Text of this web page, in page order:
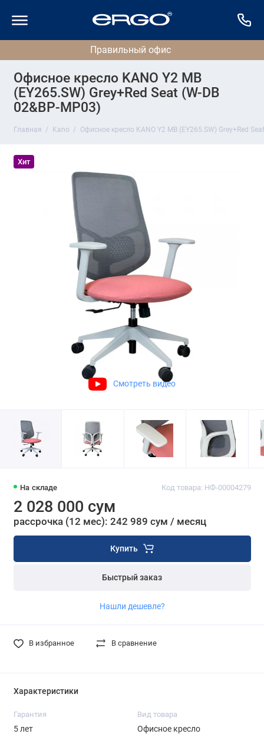
Офисное кресло KANO Y2 MB
(EY265.SW) Grey+Red Seat (W-DB
02&BP-MP03)
Главная Kano Офисное кресло KANO Y2 MB (EY265.SW) Grey+Red
Хит
Смотреть видео
На складе Код товара: НФ-00004279
2 028 000 сум
рассрочка (12 мес): 242 989 сум / месяц
Купить
Быстрый заказ
Нашли дешевле?
В избранное В сравнение
Характеристики
Гарантия
5 лет
Вид товара
Офисное кресло